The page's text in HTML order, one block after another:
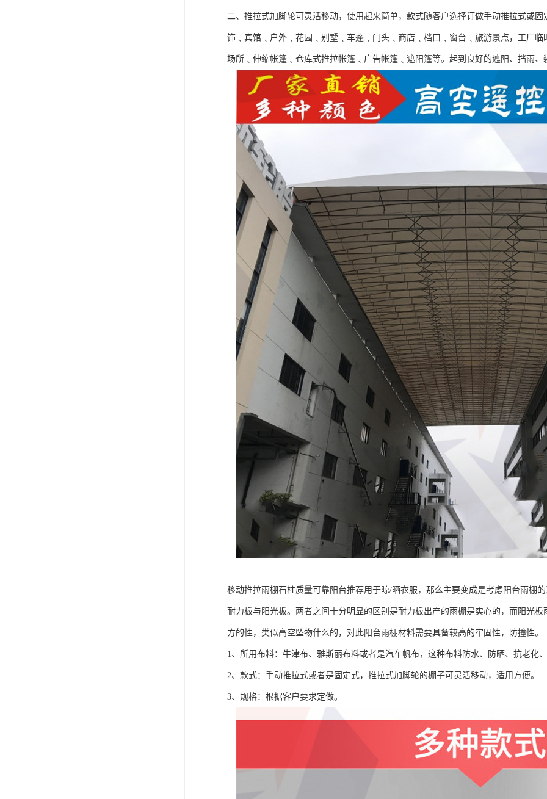
二、推拉式加脚轮可灵活移动，使用起来简单，款式随客户选择订做手动推拉式或
饰﹑宾馆﹑户外﹑花园﹑别墅﹑车蓬﹑门头﹑商店﹑档口﹑窗台﹑旅游景点，工厂
场所﹑伸缩帐篷﹑仓库式推拉帐篷﹑广告帐篷﹑遮阳篷等。起到良好的遮阳、挡雨、
移动推拉雨棚石柱质量可靠阳台推荐用于晾/晒衣服，那么主要变成是考虑阳台雨棚
耐力板与阳光板。两者之间十分明显的区别是耐力板出产的雨棚是实心的，而阳光
方的性，类似高空坠物什么的，对此阳台雨棚材料需要具备较高的牢固性，防撞性。
1、所用布料：牛津布、雅斯丽布料或者是汽车帆布，这种布料防水、防晒、抗老化
2、款式：手动推拉式或者是固定式，推拉式加脚轮的棚子可灵活移动，适用方便。
3、规格：根据客户要求定做。